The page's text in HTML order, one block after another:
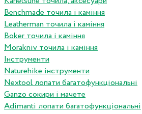
Benchmade точила і каміння
Leatherman точила і каміння
Boker точила і каміння
Morakniv точила і каміння
Інструменти
Naturehike інструменти
Nextool лопати багатофункціональні
Ganzo сокири і мачете
Adimanti лопати багатофункціональні